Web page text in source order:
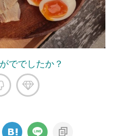
ででしたか？